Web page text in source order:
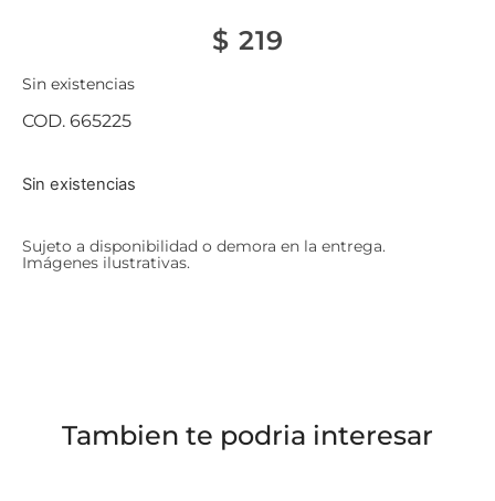
$ 219
Sin existencias
COD. 665225
Sin existencias
Sujeto a disponibilidad o demora en la entrega.
Imágenes ilustrativas.
Tambien te podria interesar